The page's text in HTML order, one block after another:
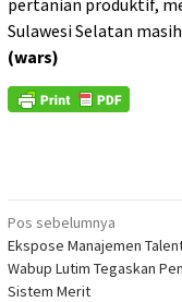
Sulawesi Selatan
(wars)
Navigasi
pos
Pos sebelumnya
Ekspose Manajemen
Wabup Lutim Tegaskan
Sistem Merit